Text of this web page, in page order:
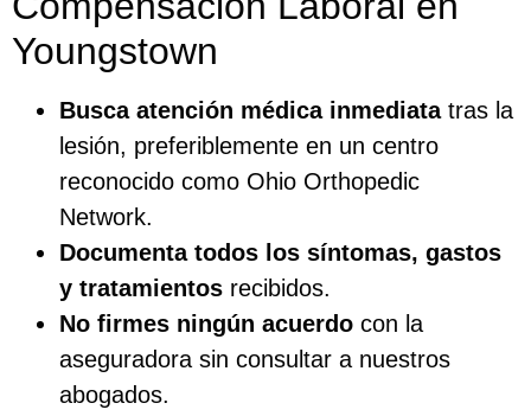
Youngstown
Busca atención médica inmediatatras la
lesión, preferiblemente en un centro
reconocido como Ohio Orthopedic
Network.
Documenta todos los síntomas, gastos
y tratamientos recibidos.
No firmes ningún acuerdo con la
aseguradora sin consultar a nuestros
abogados.